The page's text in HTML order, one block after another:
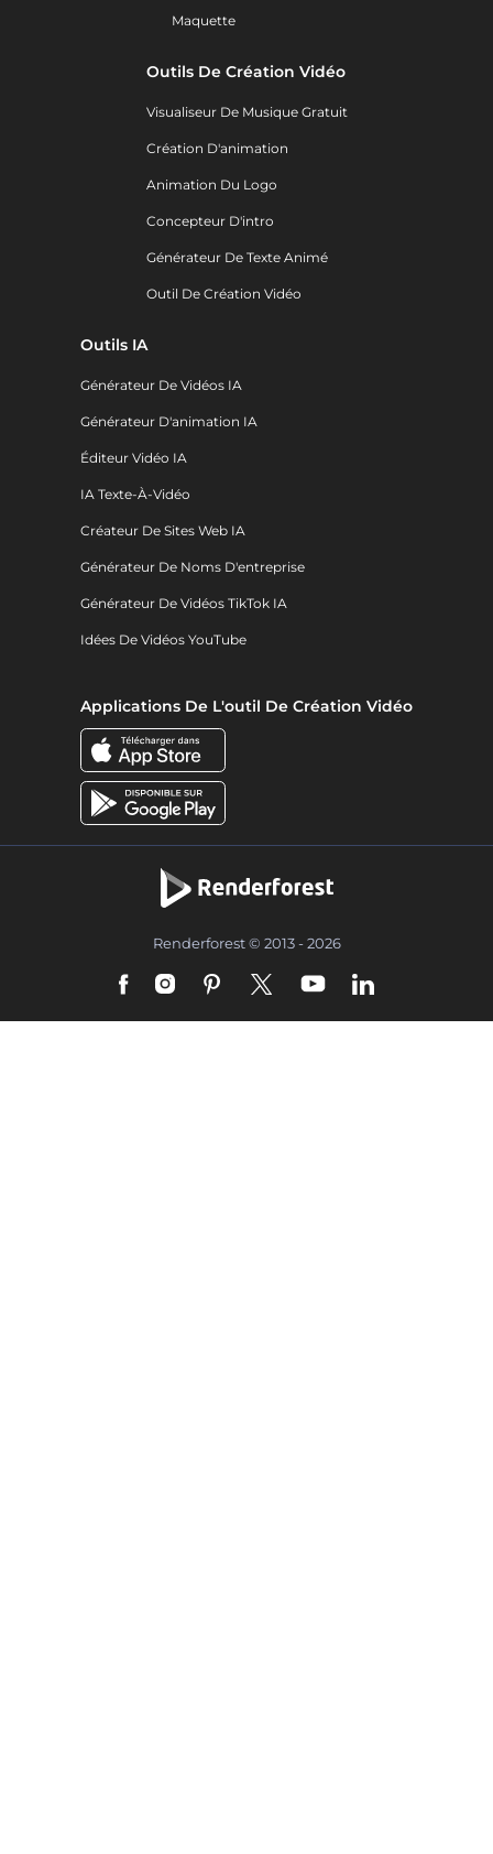
Maquette
Outils De Création Vidéo
Visualiseur De Musique Gratuit
Création D'animation
Animation Du Logo
Concepteur D'intro
Générateur De Texte Animé
Outil De Création Vidéo
Outils IA
Générateur De Vidéos IA
Générateur D'animation IA
Éditeur Vidéo IA
IA Texte-À-Vidéo
Créateur De Sites Web IA
Générateur De Noms D'entreprise
Générateur De Vidéos TikTok IA
Idées De Vidéos YouTube
Applications De L'outil De Création Vidéo
Renderforest © 2013 - 2026